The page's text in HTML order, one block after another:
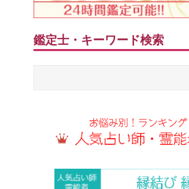
鑑定士・キーワード検索